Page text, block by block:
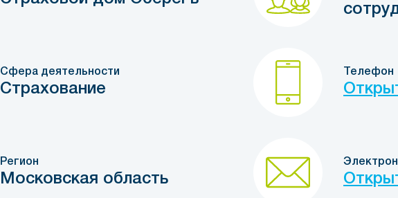
Сфера деятельности
Страхование
Телефон
Регион
Московская область